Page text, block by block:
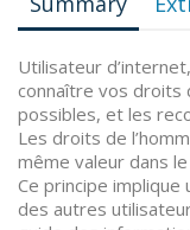
Utilisateur
connaître vos droits
possibles, et les
Les droits de
même valeur dans
Ce principe
des autres